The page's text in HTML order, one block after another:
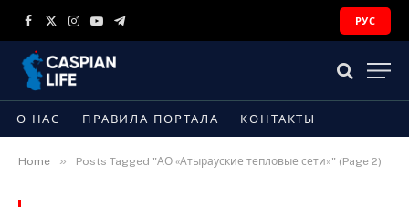
Facebook
X
Instagram
YouTubeTelegram
РУС
О НАС ПРАВИЛА ПОРТАЛА КОНТАКТЫ
Home » Posts Tagged "АО «Атырауские тепловые сети»" (Page 2)